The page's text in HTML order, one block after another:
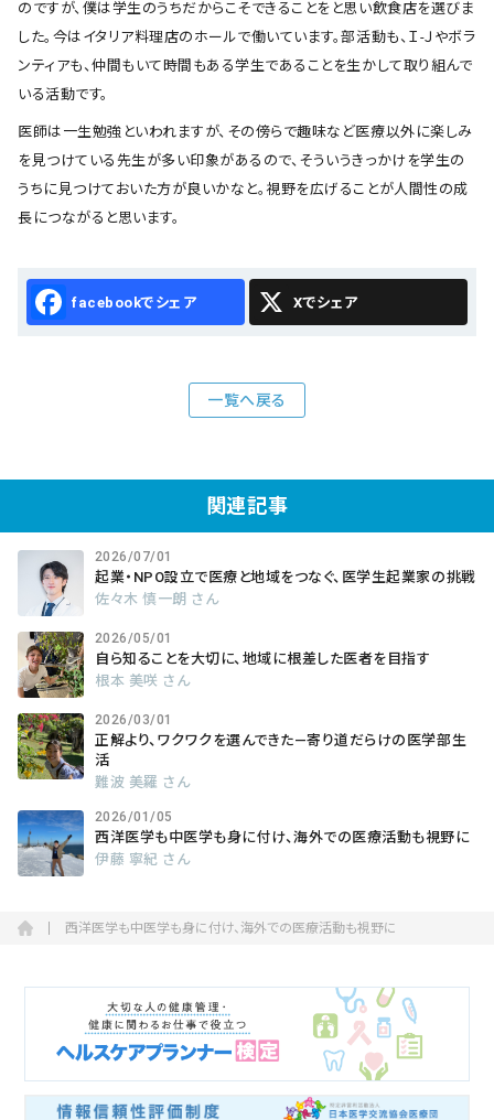
のですが、僕は学生のうちだからこそできることをと思い飲食店を選びま
した。今はイタリア料理店のホールで働いています。部活動も、Ｉ-Ｊやボラ
ンティアも、仲間もいて時間もある学生であることを生かして取り組んで
いる活動です。
医師は一生勉強といわれますが、その傍らで趣味など医療以外に楽しみ
を見つけている先生が多い印象があるので、そういうきっかけを学生の
うちに見つけておいた方が良いかなと。視野を広げることが人間性の成
長につながると思います。
Facebook X
一覧へ戻る
関連記事
2026/07/01
起業・NPO設立で医療と地域をつなぐ、医学生起業家の挑戦
佐々木 慎一朗 さん
2026/05/01
自ら知ることを大切に、地域に根差した医者を目指す
根本 美咲 さん
2026/03/01
正解より、ワクワクを選んできた―寄り道だらけの医学部生
活
難波 美羅 さん
2026/01/05
西洋医学も中医学も身に付け、海外での医療活動も視野に
伊藤 寧紀 さん
西洋医学も中医学も身に付け、海外での医療活動も視野に